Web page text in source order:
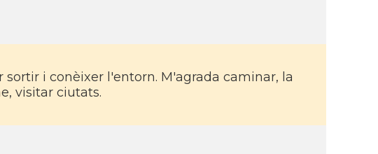
i conèixer l'entorn. M'agrada caminar, la
visitar ciutats.